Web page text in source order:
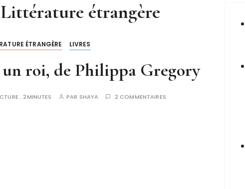
Littérature étrangère
ÉTRANGÈRE LIVRES
roi, de Philippa Gregory
:2MINUTES PAR SHAYA 2 COMMENTAIRES